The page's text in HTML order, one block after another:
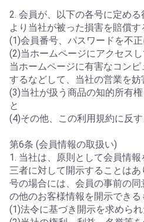
2. 会員が、以下の各号に定め
より当社が被った損害を賠償す
(1)会員番号、パスワードを不
(2)当ホームページにアクセスし
当ホームページに有害なコン
するなどして、当社の営業を妨
(3)当社が扱う商品の知的所有
と
(4)その他、この利用規約に反
第6条 (会員情報の取扱い)
1. 当社は、原則として会員情
三者に対して開示することは
号の場合には、会員の事前の
の他のお客様情報を開示できる
(1)法令に基づき開示を求めら